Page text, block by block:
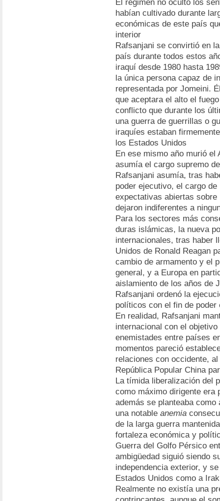
El régimen no ocultó los
habían cultivado durante
económicas de este país
interior
Rafsanjani se convirtió en
país durante todos estos
iraquí desde 1980 hasta
la única persona capaz de
representada por Jomeini.
que aceptara el alto el
conflicto que durante los
una guerra de guerrillas o
iraquíes estaban
los Estados Unidos
En ese mismo año murió el
asumía el cargo supremo
Rafsanjani asumía, tras
poder ejecutivo, el cargo
expectativas abiertas
dejaron indiferentes a
Para los sectores más
duras islámicas, la nueva
internacionales, tras haber
Unidos de Ronald Reagan
cambio de armamento y el
general, y a Europa en
aislamiento de los años de
Rafsanjani ordenó la
políticos con el fin de
En realidad, Rafsanjani
internacional con el
enemistades entre países
momentos pareció
relaciones con occidente,
República Popular China
La tímida liberalización del
como máximo dirigente era
además se planteaba
una notable anemia
de la larga guerra
fortaleza económica y
Guerra del Golfo Pérsico
ambigüedad siguió siendo
independencia exterior, y
Estados Unidos como a
Realmente no existía una